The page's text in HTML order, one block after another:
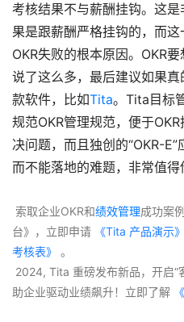
考核结果不与薪酬挂钩。这
果是跟薪酬严格挂钩的，而
OKR失败的根本原因。OKR
说了这么多，最后建议如果
款软件，比如Tita。Tita目标
规范OKR管理规范，便于
决问题，而且独创的“OKR-
而不能落地的难题，非常值得
索取企业OKR和绩效管理成功案
台》，立即申请 《Tita 产品演示》
考核表》
。
助企业驱动业绩飙升！立即了解